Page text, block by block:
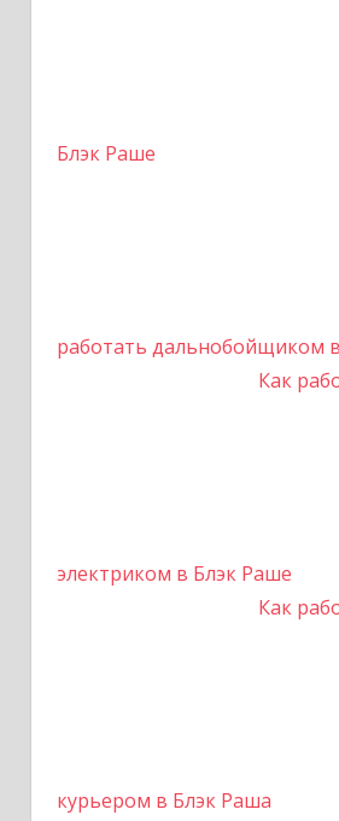
Блэк Раше
работать дальнобойщиком
Как
электриком в Блэк Раше
Как
курьером в Блэк Раша